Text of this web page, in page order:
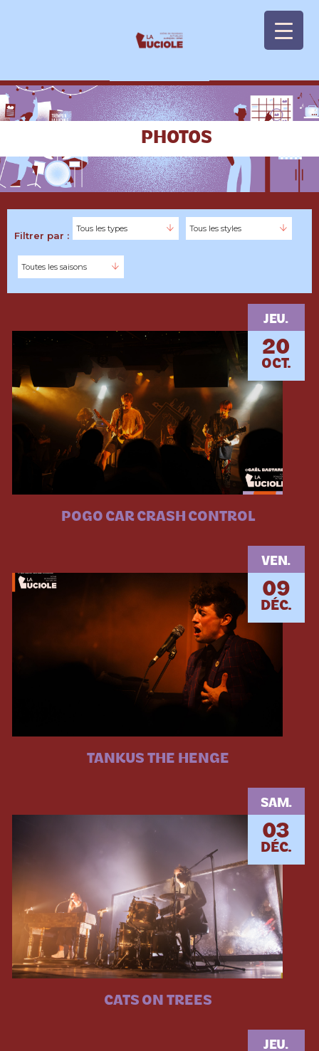
PHOTOS
JEU.
20
OCT.
POGO CAR CRASH CONTROL
VEN.
09
DÉC.
TANKUS THE HENGE
SAM.
03
DÉC.
CATS ON TREES
JEU.